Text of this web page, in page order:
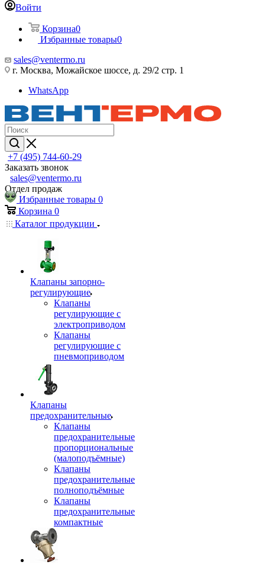
Войти
Корзина0
Избранные товары0
sales@ventermo.ru
г. Москва, Можайское шоссе, д. 29/2 стр. 1
WhatsApp
+7 (495) 744-60-29
Заказать звонок
sales@ventermo.ru
Отдел продаж
Избранные товары 0
Корзина 0
Каталог продукции
Клапаны запорно-
регулирующие
Клапаны
регулирующие с
электроприводом
Клапаны
регулирующие с
пневмоприводом
Клапаны
предохранительные
Клапаны
предохранительные
пропорциональные
(малоподъёмные)
Клапаны
предохранительные
полноподъёмные
Клапаны
предохранительные
компактные